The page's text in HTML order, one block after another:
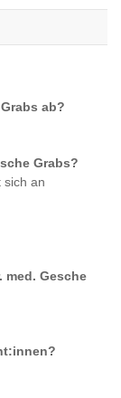
ab?
Grabs?
sich an
med. Gesche